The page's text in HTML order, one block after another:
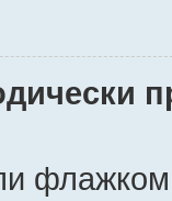
флажком